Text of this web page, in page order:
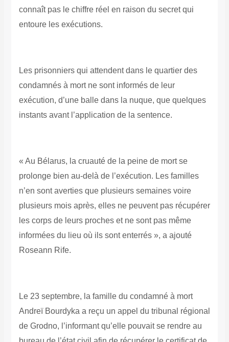
connaît pas le chiffre réel en raison du secret qui
entoure les exécutions.
Les prisonniers qui attendent dans le quartier des
condamnés à mort ne sont informés de leur
exécution, d’une balle dans la nuque, que quelques
instants avant l’application de la sentence.
« Au Bélarus, la cruauté de la peine de mort se
prolonge bien au-delà de l’exécution. Les familles
n’en sont averties que plusieurs semaines voire
plusieurs mois après, elles ne peuvent pas récupérer
les corps de leurs proches et ne sont pas même
informées du lieu où ils sont enterrés », a ajouté
Roseann Rife.
Le 23 septembre, la famille du condamné à mort
Andreï Bourdyka a reçu un appel du tribunal régional
de Grodno, l’informant qu’elle pouvait se rendre au